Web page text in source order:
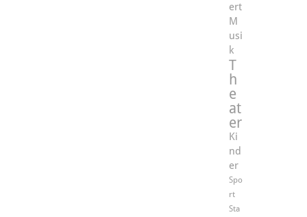
ert
M
usi
k
T
h
e
at
er
Ki
nd
er
Spo
rt
Sta